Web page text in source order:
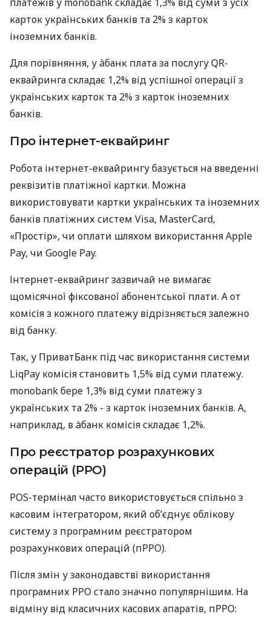
карток українських банків та 2% з карток
іноземних банків.
Для порівняння, у àбанк плата за послугу QR-
еквайринга складає 1,2% від успішної операції з
українських карток та 2% з карток іноземних
банків.
Про інтернет-еквайринг
Робота інтернет-еквайрингу базується на введенні
реквізитів платіжної картки. Можна
використовувати картки українських та іноземних
банків платіжних систем Visa, MasterCard,
«Простір», чи оплати шляхом використання Apple
Pay, чи Google Pay.
Інтернет-еквайринг зазвичай не вимагає
щомісячної фіксованої абонентської плати. А от
комісія з кожного платежу відрізняється залежно
від банку.
Так, у ПриватБанк під час використання системи
LiqPay комісія становить 1,5% від суми платежу.
monobank бере 1,3% від суми платежу з
українських та 2% - з карток іноземних банків. А,
наприклад, в àбанк комісія складає 1,2%.
Про реєстратор розрахункових
операцій (РРО)
POS-термінал часто використовується спільно з
касовим інтегратором, який об’єднує облікову
систему з програмним реєстратором
розрахункових операцій (пРРО).
Після змін у законодавстві використання
програмних РРО стало значно популярнішим. На
відміну від класичних касових апаратів, пРРО: